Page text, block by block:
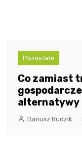
Pozostałe
Co zamiast
alternatywy
Dariusz Rudzik